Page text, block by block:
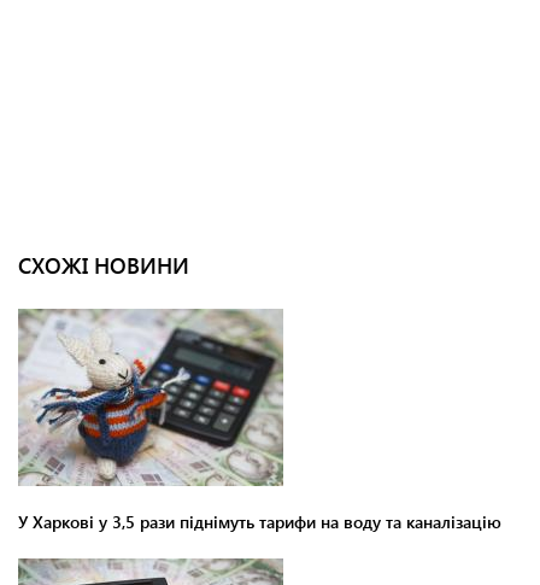
СХОЖІ НОВИНИ
У Харкові у 3,5 рази піднімуть тарифи на воду та каналізацію